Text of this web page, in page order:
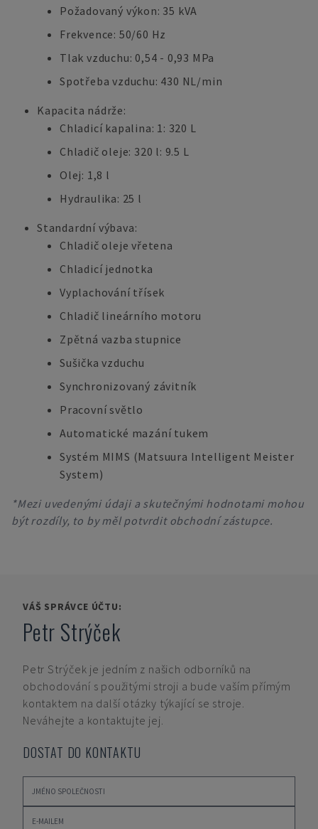
Požadovaný výkon: 35 kVA
Frekvence: 50/60 Hz
Tlak vzduchu: 0,54 - 0,93 MPa
Spotřeba vzduchu: 430 NL/min
Kapacita nádrže:
Chladicí kapalina: 1: 320 L
Chladič oleje: 320 l: 9.5 L
Olej: 1,8 l
Hydraulika: 25 l
Standardní výbava:
Chladič oleje vřetena
Chladicí jednotka
Vyplachování třísek
Chladič lineárního motoru
Zpětná vazba stupnice
Sušička vzduchu
Synchronizovaný závitník
Pracovní světlo
Automatické mazání tukem
Systém MIMS (Matsuura Intelligent Meister
System)
*Mezi uvedenými údaji a skutečnými hodnotami mohou
být rozdíly, to by měl potvrdit obchodní zástupce.
VÁŠ SPRÁVCE ÚČTU:
Petr Strýček
Petr Strýček je jedním z našich odborníků na
obchodování s použitými stroji a bude vaším přímým
kontaktem na další otázky týkající se stroje.
Neváhejte a kontaktujte jej.
DOSTAT DO KONTAKTU